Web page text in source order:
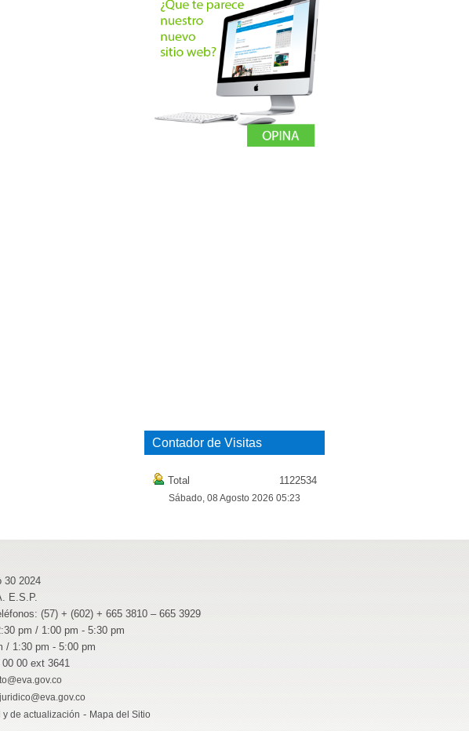
Contador de Visitas
Total 1122534
Sábado, 08 Agosto 2026 05:23
30 2024
E.S.P.
(57) + (602) + 665 3810 – 665 3929
pm / 1:00 pm - 5:30 pm
pm - 5:00 pm
00 ext 3641
juridico@eva.gov.co
y de actualización - Mapa del Sitio